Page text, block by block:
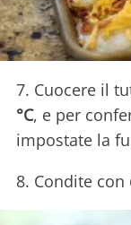
7. Cuocere il
°C, e per
impostate la
8. Condite con